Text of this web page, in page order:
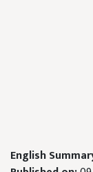
English